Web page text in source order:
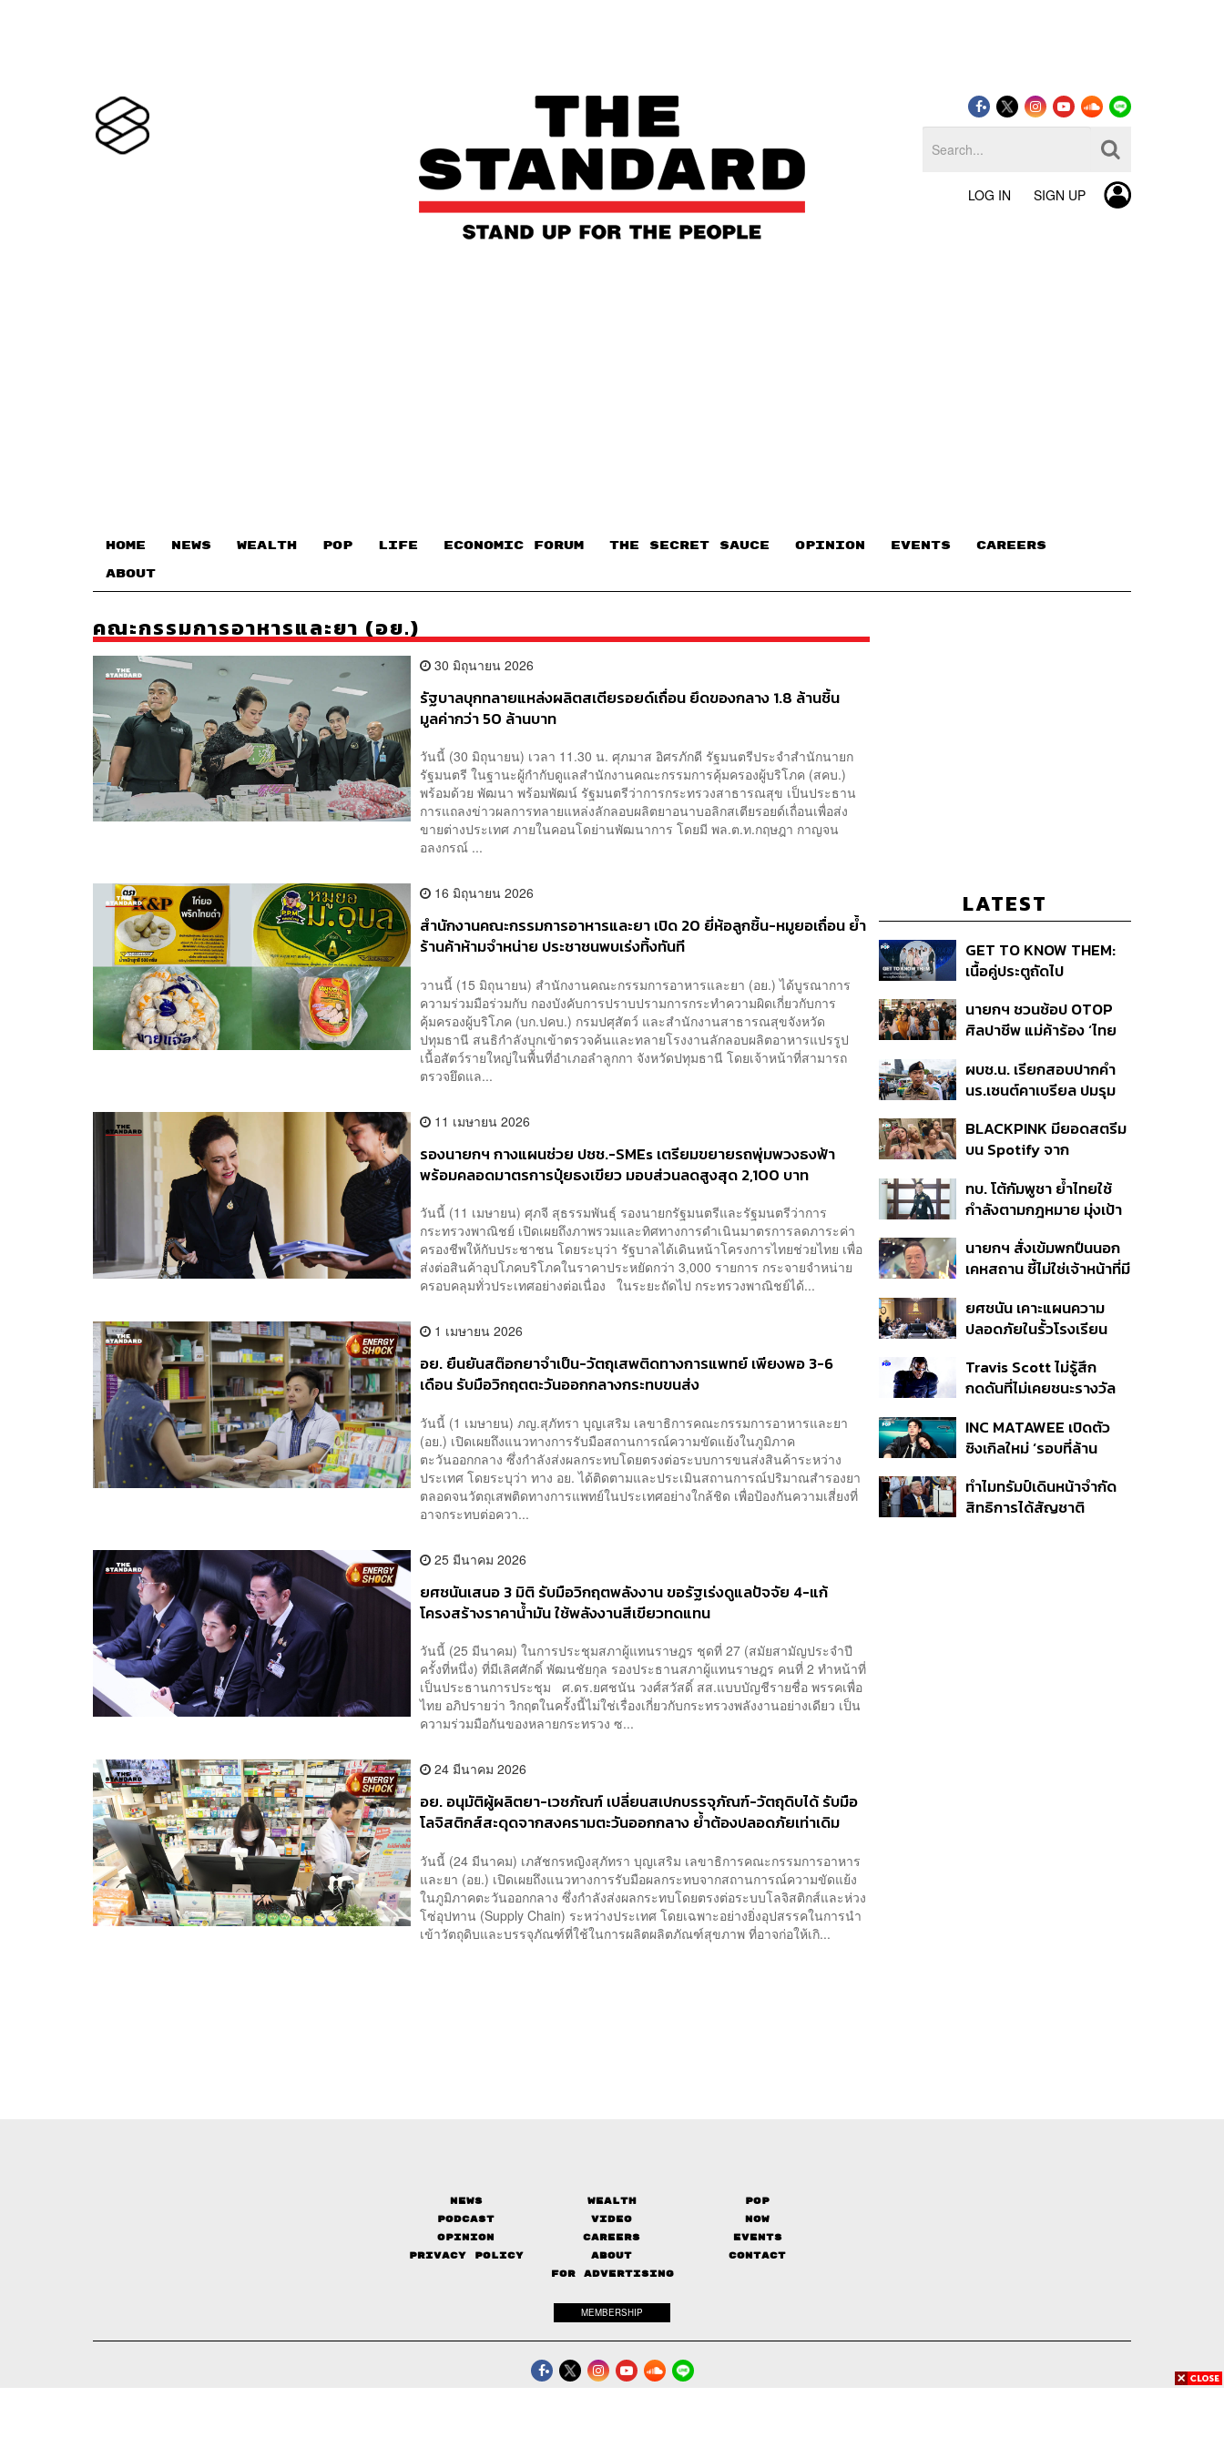
LOG IN SIGN UP
HOME NEWS WEALTH POP LIFE ECONOMIC FORUM THE SECRET SAUCE​ OPINION EVENTS CAREERS
ABOUT
คณะกรรมการอาหารและยา (อย.)
30 มิถุนายน 2026
รัฐบาลบุกทลายแหล่งผลิตสเตียรอยด์เถื่อน ยึดของกลาง 1.8 ล้านชิ้น
มูลค่ากว่า 50 ล้านบาท
วันนี้ (30 มิถุนายน) เวลา 11.30 น. ศุภมาส อิศรภักดี รัฐมนตรีประจำสำนักนายก
รัฐมนตรี ในฐานะผู้กำกับดูแลสำนักงานคณะกรรมการคุ้มครองผู้บริโภค (สคบ.)
พร้อมด้วย พัฒนา พร้อมพัฒน์ รัฐมนตรีว่าการกระทรวงสาธารณสุข เป็นประธาน
การแถลงข่าวผลการทลายแหล่งลักลอบผลิตยาอนาบอลิกสเตียรอยด์เถื่อนเพื่อส่ง
ขายต่างประเทศ ภายในคอนโดย่านพัฒนาการ โดยมี พล.ต.ท.กฤษฎา กาญจน
อลงกรณ์ ...
16 มิถุนายน 2026
สำนักงานคณะกรรมการอาหารและยา เปิด 20 ยี่ห้อลูกชิ้น-หมูยอเถื่อน ย้ำ
ร้านค้าห้ามจำหน่าย ประชาชนพบเร่งทิ้งทันที
วานนี้ (15 มิถุนายน) สำนักงานคณะกรรมการอาหารและยา (อย.) ได้บูรณาการ
ความร่วมมือร่วมกับ กองบังคับการปราบปรามการกระทำความผิดเกี่ยวกับการ
คุ้มครองผู้บริโภค (บก.ปคบ.) กรมปศุสัตว์ และสำนักงานสาธารณสุขจังหวัด
ปทุมธานี สนธิกำลังบุกเข้าตรวจค้นและทลายโรงงานลักลอบผลิตอาหารแปรรูป
เนื้อสัตว์รายใหญ่ในพื้นที่อำเภอลำลูกกา จังหวัดปทุมธานี โดยเจ้าหน้าที่สามารถ
ตรวจยึดแล...
11 เมษายน 2026
รองนายกฯ กางแผนช่วย ปชช.-SMEs เตรียมขยายรถพุ่มพวงธงฟ้า
พร้อมคลอดมาตรการปุ๋ยธงเขียว มอบส่วนลดสูงสุด 2,100 บาท
วันนี้ (11 เมษายน) ศุภจี สุธรรมพันธุ์ รองนายกรัฐมนตรีและรัฐมนตรีว่าการ
กระทรวงพาณิชย์ เปิดเผยถึงภาพรวมและทิศทางการดำเนินมาตรการลดภาระค่า
ครองชีพให้กับประชาชน โดยระบุว่า รัฐบาลได้เดินหน้าโครงการไทยช่วยไทย เพื่อ
ส่งต่อสินค้าอุปโภคบริโภคในราคาประหยัดกว่า 3,000 รายการ กระจายจำหน่าย
ครอบคลุมทั่วประเทศอย่างต่อเนื่อง ในระยะถัดไป กระทรวงพาณิชย์ได้...
1 เมษายน 2026
อย. ยืนยันสต๊อกยาจำเป็น-วัตถุเสพติดทางการแพทย์ เพียงพอ 3-6
เดือน รับมือวิกฤตตะวันออกกลางกระทบขนส่ง
วันนี้ (1 เมษายน) ภญ.สุภัทรา บุญเสริม เลขาธิการคณะกรรมการอาหารและยา
(อย.) เปิดเผยถึงแนวทางการรับมือสถานการณ์ความขัดแย้งในภูมิภาค
ตะวันออกกลาง ซึ่งกำลังส่งผลกระทบโดยตรงต่อระบบการขนส่งสินค้าระหว่าง
ประเทศ โดยระบุว่า ทาง อย. ได้ติดตามและประเมินสถานการณ์ปริมาณสำรองยา
ตลอดจนวัตถุเสพติดทางการแพทย์ในประเทศอย่างใกล้ชิด เพื่อป้องกันความเสี่ยงที่
อาจกระทบต่อควา...
25 มีนาคม 2026
ยศชนันเสนอ 3 มิติ รับมือวิกฤตพลังงาน ขอรัฐเร่งดูแลปัจจัย 4-แก้
โครงสร้างราคาน้ำมัน ใช้พลังงานสีเขียวทดแทน
วันนี้ (25 มีนาคม) ในการประชุมสภาผู้แทนราษฎร ชุดที่ 27 (สมัยสามัญประจำปี
ครั้งที่หนึ่ง) ที่มีเลิศศักดิ์ พัฒนชัยกุล รองประธานสภาผู้แทนราษฎร คนที่ 2 ทำหน้าที่
เป็นประธานการประชุม ศ.ดร.ยศชนัน วงศ์สวัสดิ์ สส.แบบบัญชีรายชื่อ พรรคเพื่อ
ไทย อภิปรายว่า วิกฤตในครั้งนี้ไม่ใช่เรื่องเกี่ยวกับกระทรวงพลังงานอย่างเดียว เป็น
ความร่วมมือกันของหลายกระทรวง ซ...
24 มีนาคม 2026
อย. อนุมัติผู้ผลิตยา-เวชภัณฑ์ เปลี่ยนสเปกบรรจุภัณฑ์-วัตถุดิบได้ รับมือ
โลจิสติกส์สะดุดจากสงครามตะวันออกกลาง ย้ำต้องปลอดภัยเท่าเดิม
วันนี้ (24 มีนาคม) เภสัชกรหญิงสุภัทรา บุญเสริม เลขาธิการคณะกรรมการอาหาร
และยา (อย.) เปิดเผยถึงแนวทางการรับมือผลกระทบจากสถานการณ์ความขัดแย้ง
ในภูมิภาคตะวันออกกลาง ซึ่งกำลังส่งผลกระทบโดยตรงต่อระบบโลจิสติกส์และห่วง
โซ่อุปทาน (Supply Chain) ระหว่างประเทศ โดยเฉพาะอย่างยิ่งอุปสรรคในการนำ
เข้าวัตถุดิบและบรรจุภัณฑ์ที่ใช้ในการผลิตผลิตภัณฑ์สุขภาพ ที่อาจก่อให้เกิ...
LATEST
GET TO KNOW THEM:
เนื้อคู่ประตูถัดไป
นายกฯ ชวนช้อป OTOP
ศิลปาชีพ แม่ค้าร้อง ‘ไทย
ถามมีต่อไหม นายกฯ ตอบ
‘เดี๋ยวจะพยายาม’
ผบช.น. เรียกสอบปากคำ
นร.เซนต์คาเบรียล ปมรุม
ดำเนินคดีแล้ว
BLACKPINK มียอดสตรีม
บน Spotify จาก
ครั้ง ตลอด 10 ปีที่ผ่านมา
ทบ. โต้กัมพูชา ย้ำไทยใช้
กำลังตามกฎหมาย มุ่งเป้า
หายไทยไม่อาจลบด้วย
ข้อมูลบิดเบือน
นายกฯ สั่งเข้มพกปืนนอก
เคหสถาน ชี้ไม่ใช่เจ้าหน้าที่มี
ก่อเหตุ เจ้าของร่วมรับผิด
ยศชนัน เคาะแผนความ
ปลอดภัยในรั้วโรงเรียน
ดูแล-คุมเข้มคัดกรองสิ่ง
ผิดกฎหมาย
Travis Scott ไม่รู้สึก
กดดันที่ไม่เคยชนะรางวัล
แล้ว 10 ครั้ง
INC MATAWEE เปิดตัว
ซิงเกิลใหม่ ‘รอบที่ล้าน
มาแสดงในมิวสิกวิดีโอ
ทำไมทรัมป์เดินหน้าจำกัด
สิทธิการได้สัญชาติ
News Wealth
Pop
Podcast
Video
Now
Opinion
Careers
Events
Privacy Policy
About
Contact
FOR ADVERTISING
MEMBERSHIP